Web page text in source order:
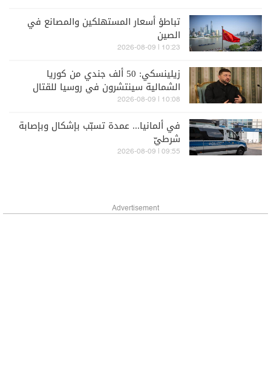
تباطؤ أسعار المستهلكين والمصانع في
الصين
10:23 | 2026-08-09
زيلينسكي: 50 ألف جندي من كوريا
الشمالية سينتشرون في روسيا للقتال
إلى جانبها
10:08 | 2026-08-09
في ألمانيا... عمدة تسبّب بإشكال وبإصابة
شرطيّ
09:55 | 2026-08-09
Advertisement